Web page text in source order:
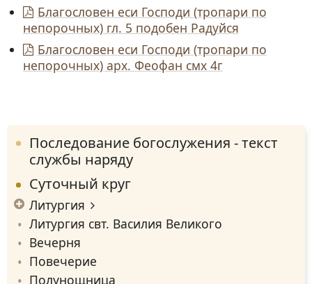
Благословен еси Господи (тропари по
непорочных) гл. 5 подобен Радуйся
Благословен еси Господи (тропари по
непорочных) арх. Феофан смх 4г
Последование богослужения - текст
службы наряду
Суточный круг
Литургия
Литургия свт. Василия Великого
Вечерня
Повечерие
Полунощница